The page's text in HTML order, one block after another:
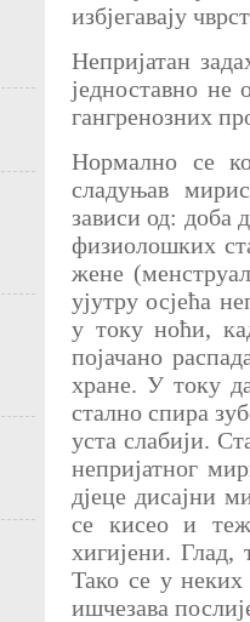
избјегавају
Непријатан
једноставно не
гангренозних
Нормално се
сладуњав
зависи од: доба
физиолошких
жене
ујутру осјећа
у току ноћи,
појачано
хране. У току
стално спира
уста слабији.
непријатног
дјеце дисајни
се кисео и
хигијени. Глад,
Тако се у неких
ишчезава